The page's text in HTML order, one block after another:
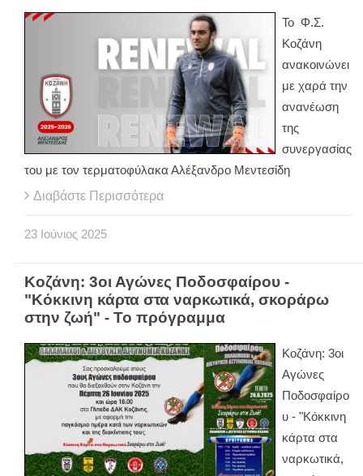
Το Φ.Σ.
Κοζάνη
ανακοινώνει
με χαρά την
ανανέωση
της
συνεργασίας
του με τον τερματοφύλακα Αλέξανδρο Μεντεσίδη
Διαβάστε Περισσότερα
23 Ιούνιος 2025
Κοζάνη: 3οι Αγώνες Ποδοσφαίρου -
"Κόκκινη κάρτα στα ναρκωτικά, σκοράρω
στην ζωή" - Το πρόγραμμα
Κοζάνη: 3οι
Αγώνες
Ποδοσφαίρο
υ - "Κόκκινη
κάρτα στα
ναρκωτικά,